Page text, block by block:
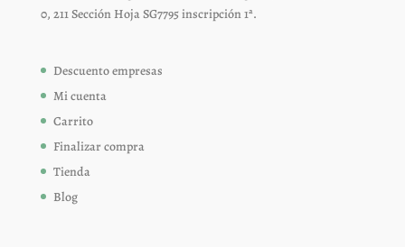
0, 211 Sección Hoja SG7795 inscripción 1ª.
Descuento empresas
Mi cuenta
Carrito
Finalizar compra
Tienda
Blog